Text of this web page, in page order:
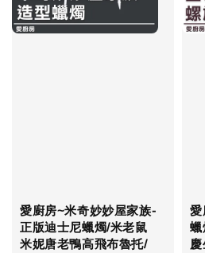
愛廚房~米奇妙妙屋家族-
正版迪士尼蠟燭/米老鼠
米妮唐老鴨高飛布魯托/
愛
蠟